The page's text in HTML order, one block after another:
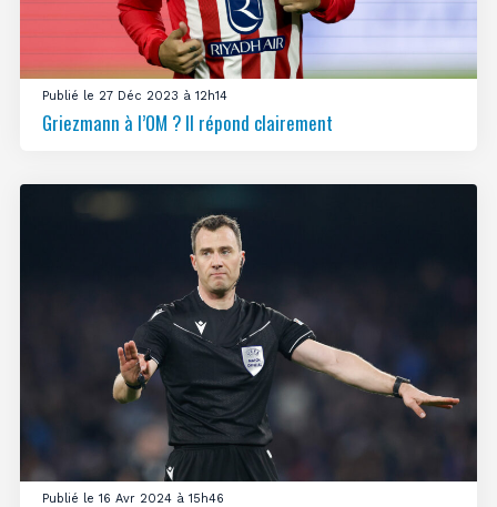
Publié le 27 Déc 2023 à 12h14
Griezmann à l’OM ? Il répond clairement
Publié le 16 Avr 2024 à 15h46